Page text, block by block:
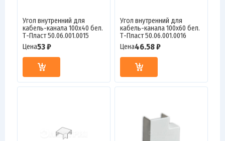
Угол внутренний для
кабель-канала 100х40 бел.
Т-Пласт 50.06.001.0015
Цена53 ₽
Угол внутренний для
кабель-канала 100х60 бел.
Т-Пласт 50.06.001.0016
Цена46.58 ₽